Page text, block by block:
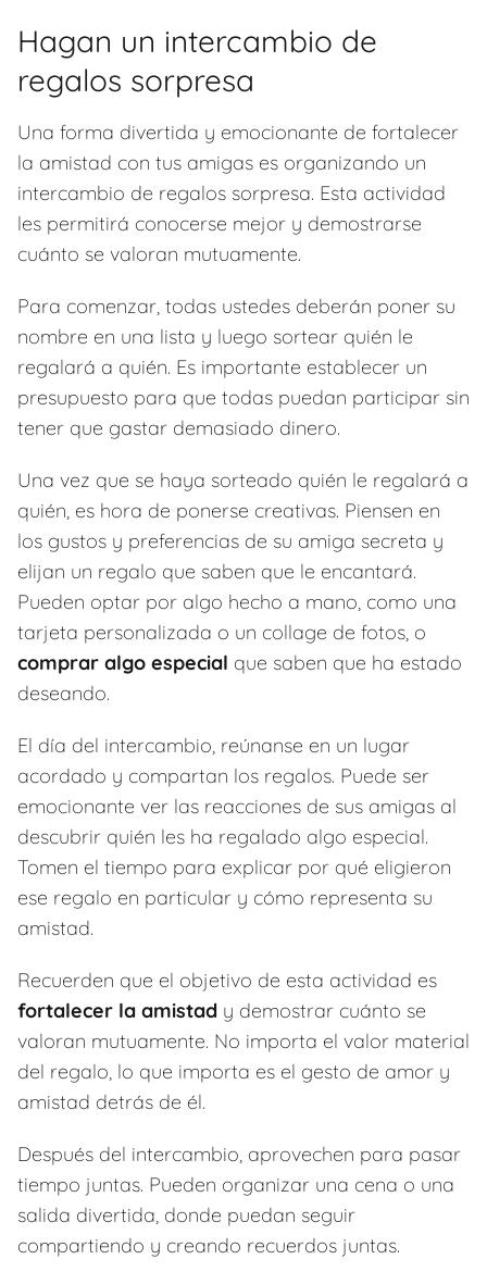
Hagan un intercambio de
regalos sorpresa
Una forma divertida y emocionante de fortalecer
la amistad con tus amigas es organizando un
intercambio de regalos sorpresa. Esta actividad
les permitirá conocerse mejor y demostrarse
cuánto se valoran mutuamente.
Para comenzar, todas ustedes deberán poner su
nombre en una lista y luego sortear quién le
regalará a quién. Es importante establecer un
presupuesto para que todas puedan participar sin
tener que gastar demasiado dinero.
Una vez que se haya sorteado quién le regalará a
quién, es hora de ponerse creativas. Piensen en
los gustos y preferencias de su amiga secreta y
elijan un regalo que saben que le encantará.
Pueden optar por algo hecho a mano, como una
tarjeta personalizada o un collage de fotos, o
comprar algo especial que saben que ha estado
deseando.
El día del intercambio, reúnanse en un lugar
acordado y compartan los regalos. Puede ser
emocionante ver las reacciones de sus amigas al
descubrir quién les ha regalado algo especial.
Tomen el tiempo para explicar por qué eligieron
ese regalo en particular y cómo representa su
amistad.
Recuerden que el objetivo de esta actividad es
fortalecer la amistad y demostrar cuánto se
valoran mutuamente. No importa el valor material
del regalo, lo que importa es el gesto de amor y
amistad detrás de él.
Después del intercambio, aprovechen para pasar
tiempo juntas. Pueden organizar una cena o una
salida divertida, donde puedan seguir
compartiendo y creando recuerdos juntas.